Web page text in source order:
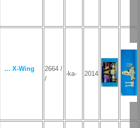
... X-Wing
2664 /
/
-ka- 2014